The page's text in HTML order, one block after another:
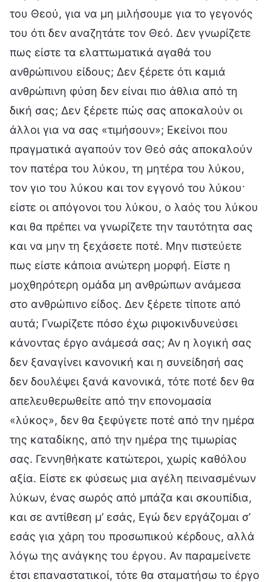
του Θεού, για να μη μιλήσουμε για το γεγονός
του ότι δεν αναζητάτε τον Θεό. Δεν γνωρίζετε
πως είστε τα ελαττωματικά αγαθά του
ανθρώπινου είδους; Δεν ξέρετε ότι καμιά
ανθρώπινη φύση δεν είναι πιο άθλια από τη
δική σας; Δεν ξέρετε πώς σας αποκαλούν οι
άλλοι για να σας «τιμήσουν»; Εκείνοι που
πραγματικά αγαπούν τον Θεό σάς αποκαλούν
τον πατέρα του λύκου, τη μητέρα του λύκου,
τον γιο του λύκου και τον εγγονό του λύκου·
είστε οι απόγονοι του λύκου, ο λαός του λύκου
και θα πρέπει να γνωρίζετε την ταυτότητα σας
και να μην τη ξεχάσετε ποτέ. Μην πιστεύετε
πως είστε κάποια ανώτερη μορφή. Είστε η
μοχθηρότερη ομάδα μη ανθρώπων ανάμεσα
στο ανθρώπινο είδος. Δεν ξέρετε τίποτε από
αυτά; Γνωρίζετε πόσο έχω ριψοκινδυνεύσει
κάνοντας έργο ανάμεσά σας; Αν η λογική σας
δεν ξαναγίνει κανονική και η συνείδησή σας
δεν δουλέψει ξανά κανονικά, τότε ποτέ δεν θα
απελευθερωθείτε από την επονομασία
«λύκος», δεν θα ξεφύγετε ποτέ από την ημέρα
της καταδίκης, από την ημέρα της τιμωρίας
σας. Γεννηθήκατε κατώτεροι, χωρίς καθόλου
αξία. Είστε εκ φύσεως μια αγέλη πεινασμένων
λύκων, ένας σωρός από μπάζα και σκουπίδια,
και σε αντίθεση μ’ εσάς, Εγώ δεν εργάζομαι σ’
εσάς για χάρη του προσωπικού κέρδους, αλλά
λόγω της ανάγκης του έργου. Αν παραμείνετε
έτσι επαναστατικοί, τότε θα σταματήσω το έργο